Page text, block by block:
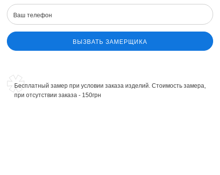
ВЫЗВАТЬ ЗАМЕРЩИКА
Бесплатный замер при условии заказа изделий. Стоимость замера,
при отсутствии заказа - 150грн